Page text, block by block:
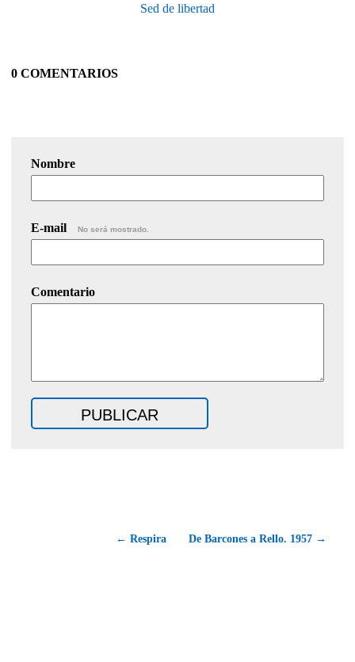
Sed de libertad
0 COMENTARIOS
Nombre
E-mail No será mostrado.
Comentario
← Respira De Barcones a Rello. 1957 →